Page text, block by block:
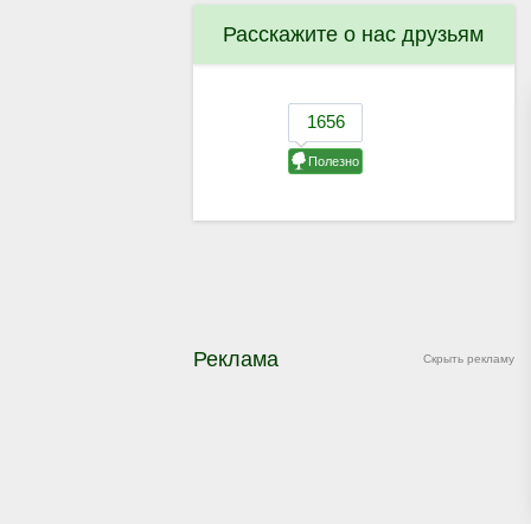
Расскажите о нас друзьям
Скрыть рекламу
Реклама